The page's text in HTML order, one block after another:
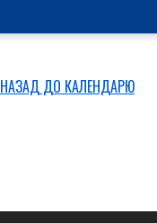
НАЗАД ДО КАЛЕНДАРЮ